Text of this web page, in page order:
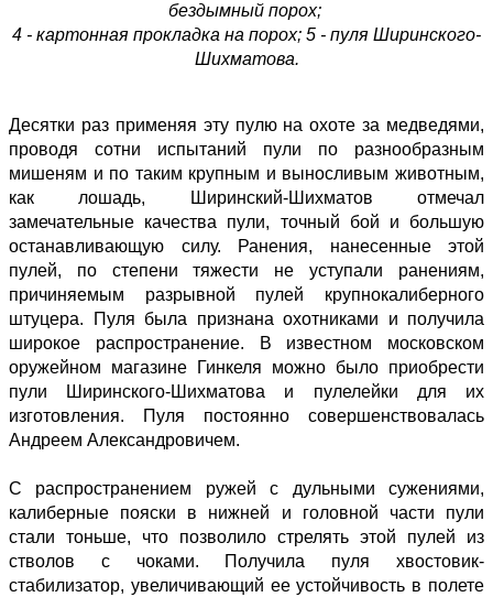
бездымный порох;
4 - картонная прокладка на порох; 5 - пуля Ширинского-
Шихматова.
Десятки раз применяя эту пулю на охоте за медведями,
проводя сотни испытаний пули по разнообразным
мишеням и по таким крупным и выносливым животным,
как лошадь, Ширинский-Шихматов отмечал
замечательные качества пули, точный бой и большую
останавливающую силу. Ранения, нанесенные этой
пулей, по степени тяжести не уступали ранениям,
причиняемым разрывной пулей крупнокалиберного
штуцера. Пуля была признана охотниками и получила
широкое распространение. В известном московском
оружейном магазине Гинкеля можно было приобрести
пули Ширинского-Шихматова и пулелейки для их
изготовления. Пуля постоянно совершенствовалась
Андреем Александровичем.
С распространением ружей с дульными сужениями,
калиберные пояски в нижней и головной части пули
стали тоньше, что позволило стрелять этой пулей из
стволов с чоками. Получила пуля хвостовик-
стабилизатор, увеличивающий ее устойчивость в полете